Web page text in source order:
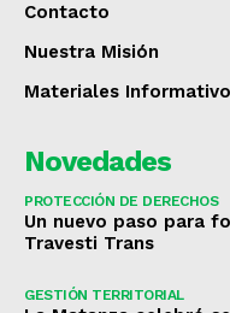
Contacto
Nuestra Misión
Materiales
Novedades
PROTECCIÓN DE DERECHOS
Un nuevo paso para
Travesti Trans
GESTIÓN TERRITORIAL